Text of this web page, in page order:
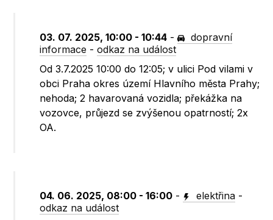
03. 07. 2025, 10:00 - 10:44 -
dopravní
informace -odkaz na událost
Od 3.7.2025 10:00 do 12:05; v ulici Pod vilami v
obci Praha okres území Hlavního města Prahy;
nehoda; 2 havarovaná vozidla; překážka na
vozovce, průjezd se zvýšenou opatrností; 2x
OA.
04. 06. 2025, 08:00 - 16:00 - elektřina -
odkaz na událost